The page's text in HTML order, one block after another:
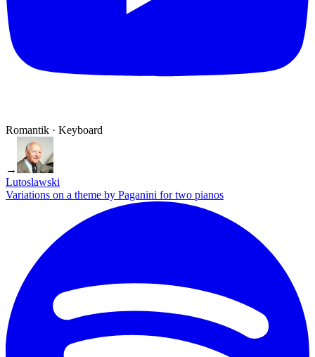
Romantik · Keyboard
→
Lutoslawski
Variations on a theme by Paganini for two pianos